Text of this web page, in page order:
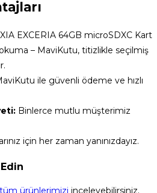
EXCERIA 64GB microSDXC Kart
– MaviKutu, titizlikle seçilmiş
ile güvenli ödeme ve hızlı
Binlerce mutlu müşterimiz
için her zaman yanınızdayız.
tüm ürünlerimizi inceleyebilirsiniz.